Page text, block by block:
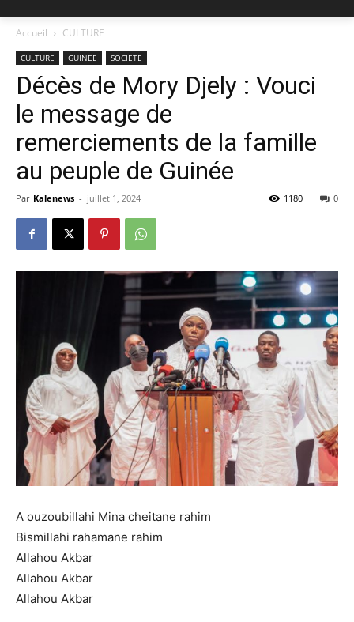
Accueil CULTURE
CULTURE GUINEE SOCIETE
Décès de Mory Djely : Vouci
le message de
remerciements de la famille
au peuple de Guinée
Par Kalenews - juillet 1, 2024 0
1180
A ouzoubillahi Mina cheitane rahim
Bismillahi rahamane rahim
Allahou Akbar
Allahou Akbar
Allahou Akbar